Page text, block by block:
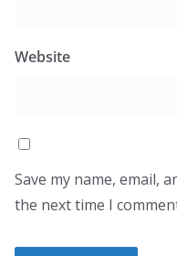
Website
Save my name, email,
the next time I